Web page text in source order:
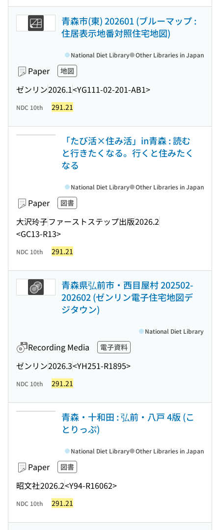
青森市(東) 202601 (ブルーマップ :
住居表示地番対照住宅地図)
Paper 地図
ゼンリン2026.1<YG111-02-201-AB1>
National Diet Library Other Libraries in Japan
NDC 10th 291.21
「たび活×住み活」in青森 : 読む
と行きたくなる。行くと住みたく
なる
Paper 図書
大沢玲子ファーストステップ出版2026.2
<GC13-R13>
National Diet Library Other Libraries in Japan
NDC 10th 291.21
青森県弘前市・西目屋村 202502-
202602 (ゼンリン電子住宅地図デ
ジタウン)
Recording Media 電子資料
ゼンリン2026.3<YH251-R1895>
National Diet Library
NDC 10th 291.21
青森・十和田 : 弘前・八戸 4版 (こ
とりっぷ)
Paper 図書
昭文社2026.2<Y94-R16062>
National Diet Library Other Libraries in Japan
NDC 10th 291.21